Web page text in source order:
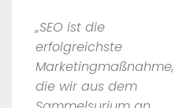
„SEO ist die
erfolgreichste
Marketingmaßnahme,
die wir aus dem